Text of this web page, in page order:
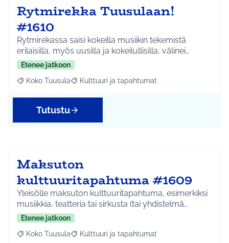
Rytmirekka Tuusulaan!
#1610
Rytmirekassa saisi kokeilla musiikin tekemistä
erilaisilla, myös uusilla ja kokeilullisilla, välinei…
Etenee jatkoon
Rajaa tulokset aihepiirin mukaan: Koko Tuusula
Koko Tuusula Rajaa tulokset teeman mukaan: Kulttuuri ja
Kulttuuri ja tapahtumat
Tutustu
Maksuton
kulttuuritapahtuma #1609
Yleisölle maksuton kulttuuritapahtuma, esimerkiksi
musiikkia, teatteria tai sirkusta (tai yhdistelmä…
Etenee jatkoon
Rajaa tulokset aihepiirin mukaan: Koko Tuusula
Koko Tuusula Rajaa tulokset teeman mukaan: Kulttuuri ja
Kulttuuri ja tapahtumat